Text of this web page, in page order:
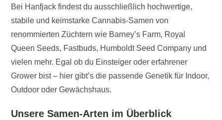
Bei Hanfjack findest du ausschließlich hochwertige,
stabile und keimstarke Cannabis-Samen von
renommierten Züchtern wie Barney’s Farm, Royal
Queen Seeds, Fastbuds, Humboldt Seed Company und
vielen mehr. Egal ob du Einsteiger oder erfahrener
Grower bist – hier gibt’s die passende Genetik für Indoor,
Outdoor oder Gewächshaus.
Unsere Samen-Arten im Überblick